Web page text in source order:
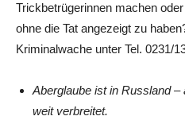
Trickbetrügerinnen machen
ohne die Tat angezeigt zu
Kriminalwache unter Tel. 0231/
Aberglaube ist in Russland
weit verbreitet.